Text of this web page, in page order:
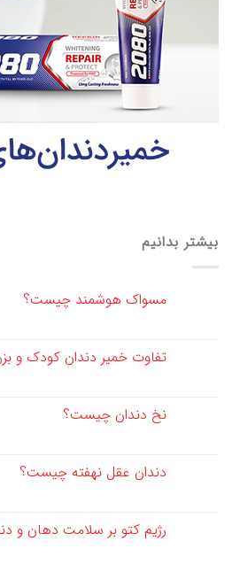
بیشتر بدانیم
مسواک هوشمند چیست؟
تفاوت خمیر دندان کودک و
نخ دندان چیست؟
دندان عقل نهفته چیست؟
رژیم کتو بر سلامت دهان و